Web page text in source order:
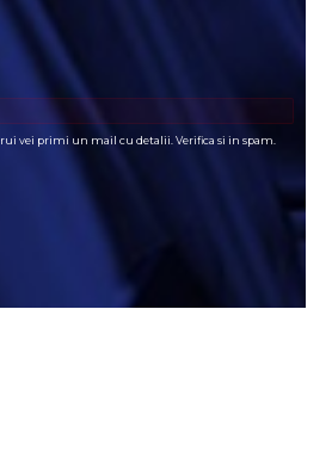
vei primi un mail cu detalii. Verifica si in spam.